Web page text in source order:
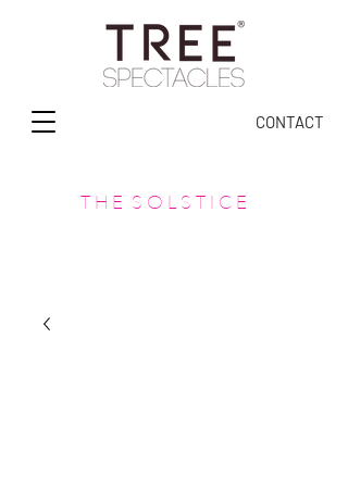
CONTACT
T H E S O L S T I C E